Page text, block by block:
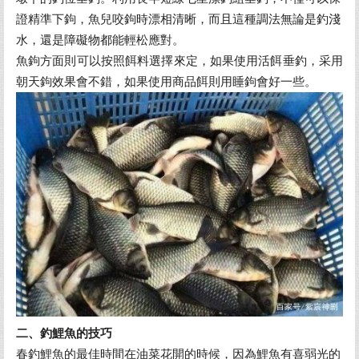
證精準下鉤，魚兒咬鉤時漂相清晰，而且這種調法無論是釣淺
水，還是障礙物都能輕松應對。
魚鉤方面則可以按照餌料選擇來定，如果使用活餌垂釣，采用
朝天鉤效果會不錯，如果使用商品餌則用睡鉤會好一些。
二、釣鯉魚的技巧
春釣鯉魚的最佳時間在油菜花開的時候，因為鯉魚有喜弱光的